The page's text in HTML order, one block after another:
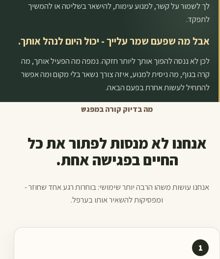
לך לשמור על קשר, למנוע עימות, להישאר בשליטה או להמשיך
לתפקד.
אבל מה שפעם שמר עלייך - יכול היום לנהל אותך.
לכן לא ננסה להפוך אותך ליותר חזקה. נמפה מה הפעיל אותך, מה
קרה בגוף, מה ניסית למנוע, איזה צורך נשאר בלי מקום ומה אפשר
להתחיל לעשות אחרת בפעם הבאה.
מה בדיוק קורה במפגש
אנחנו לא מנסות לפתור את כל
החיים בפגישה אחת.
אנחנו עושות משהו הרבה יותר שימושי: בוחרות רגע אחד שחוזר -
ומפסיקות להשאיר אותו בערפל.
1
גילוי